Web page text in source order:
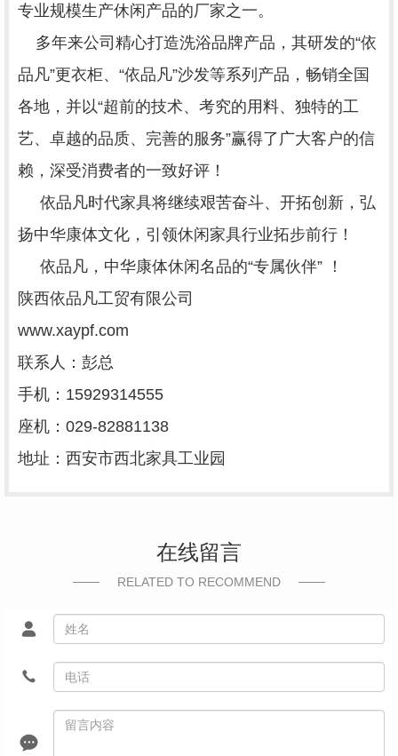
专业规模生产休闲产品的厂家之一。
多年来公司精心打造洗浴品牌产品，其研发的“依
品凡”更衣柜、“依品凡”沙发等系列产品，畅销全国
各地，并以“超前的技术、考究的用料、独特的工
艺、卓越的品质、完善的服务”赢得了广大客户的信
赖，深受消费者的一致好评！
依品凡时代家具将继续艰苦奋斗、开拓创新，弘
扬中华康体文化，引领休闲家具行业拓步前行！
依品凡，中华康体休闲名品的“专属伙伴” ！
陕西依品凡工贸有限公司
www.xaypf.com
联系人：彭总
手机：15929314555
座机：029-82881138
地址：西安市西北家具工业园
在线留言
RELATED TO RECOMMEND